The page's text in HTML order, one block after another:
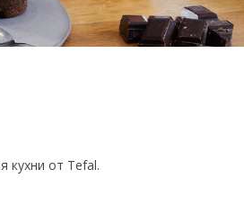
кухни от Tefal.